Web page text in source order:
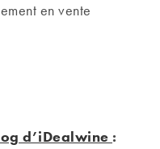
en vente
d’iDealwine :